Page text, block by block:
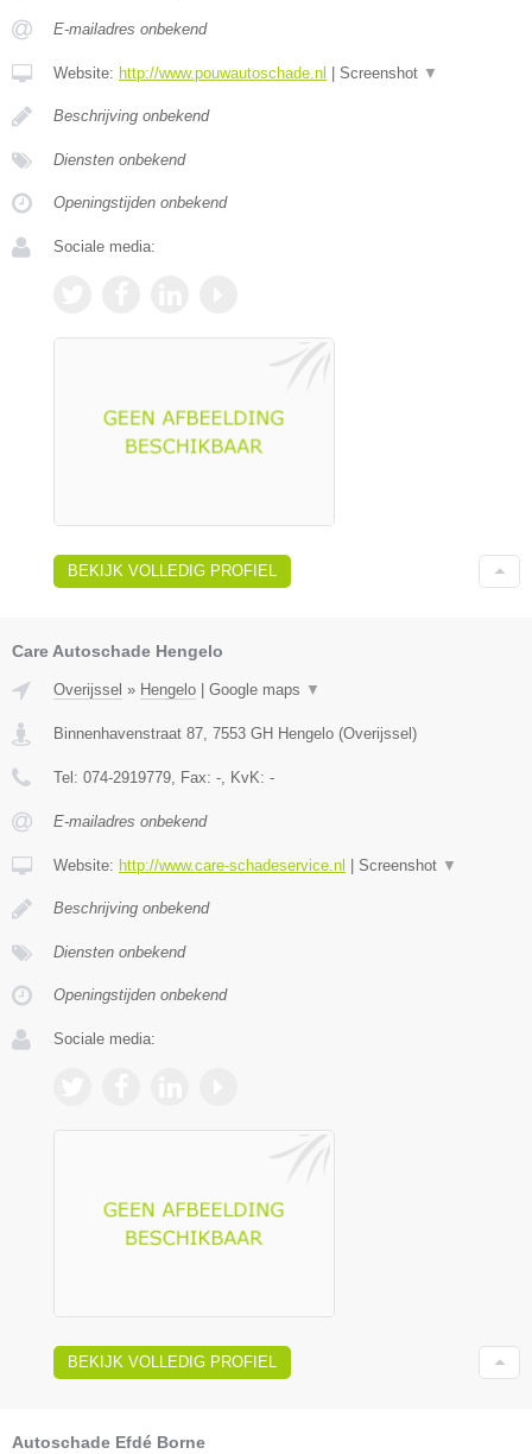
E-mailadres onbekend
Website: http://www.pouwautoschade.nl Screenshot ▼
Beschrijving onbekend
Diensten onbekend
Openingstijden onbekend
Sociale media:
BEKIJK VOLLEDIG PROFIEL
Care Autoschade Hengelo
Overijssel » Hengelo | Google maps ▼
Binnenhavenstraat 87 7553 GH Hengelo (Overijssel)
Tel: 074-2919779 , Fax: - , KvK: -
E-mailadres onbekend
Website: http://www.care-schadeservice.nl | Screenshot ▼
Beschrijving onbekend
Diensten onbekend
Openingstijden onbekend
Sociale media:
BEKIJK VOLLEDIG PROFIEL
Autoschade Efdé Borne